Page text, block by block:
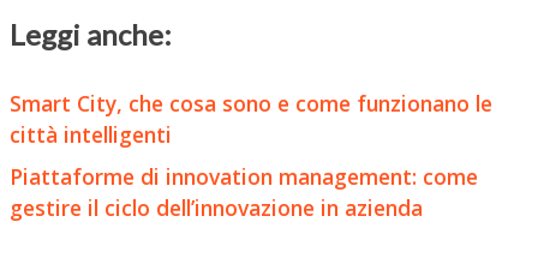
Leggi anche:
Smart City, che cosa sono e come funzionano le
città intelligenti
Piattaforme di innovation management: come
gestire il ciclo dell’innovazione in azienda